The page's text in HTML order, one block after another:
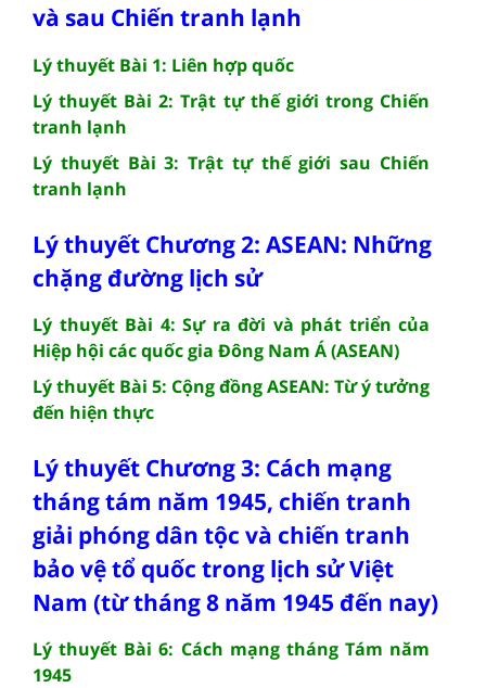
và sau Chiến tranh lạnh
Lý thuyết Bài 1: Liên hợp quốc
Lý thuyết Bài 2: Trật tự thế giới trong Chiến
tranh lạnh
Lý thuyết Bài 3: Trật tự thế giới sau Chiến
tranh lạnh
Lý thuyết Chương 2: ASEAN: Những
chặng đường lịch sử
Lý thuyết Bài 4: Sự ra đời và phát triển của
Hiệp hội các quốc gia Đông Nam Á (ASEAN)
Lý thuyết Bài 5: Cộng đồng ASEAN: Từ ý tưởng
đến hiện thực
Lý thuyết Chương 3: Cách mạng
tháng tám năm 1945, chiến tranh
giải phóng dân tộc và chiến tranh
bảo vệ tổ quốc trong lịch sử Việt
Nam (từ tháng 8 năm 1945 đến nay)
Lý thuyết Bài 6: Cách mạng tháng Tám năm
1945